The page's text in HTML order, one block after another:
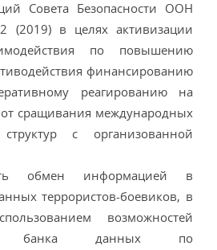
Совета Безопасности ООН
(2019) в целях активизации
по повышению
финансированию
реагированию на
сращивания международных
структур с организованной
обмен информацией в
террористов-боевиков, в
возможностей
банка данных по